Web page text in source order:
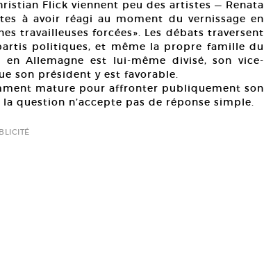
Flick viennent peu des artistes — Renata
à avoir réagi au moment du vernissage en
travailleuses forcées». Les débats traversent
politiques, et même la propre famille du
Allemagne est lui-même divisé, son vice-
son président y est favorable.
mature pour affronter publiquement son
question n’accepte pas de réponse simple.